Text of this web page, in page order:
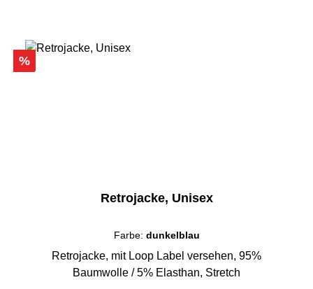
Rabatt
%
Retrojacke, Unisex
Farbe: dunkelblau
Retrojacke, mit Loop Label versehen, 95%
Baumwolle / 5% Elasthan, Stretch